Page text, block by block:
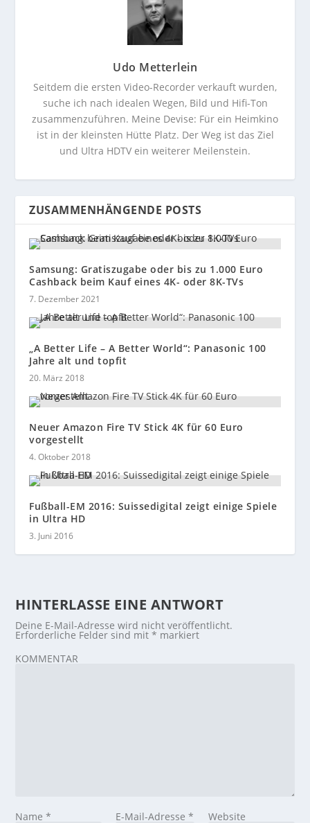
Udo Metterlein
Seitdem die ersten Video-Recorder verkauft wurden,
suche ich nach idealen Wegen, Bild und Hifi-Ton
zusammenzuführen. Meine Devise: Für ein Heimkino
ist in der kleinsten Hütte Platz. Der Weg ist das Ziel
und Ultra HDTV ein weiterer Meilenstein.
ZUSAMMENHÄNGENDE POSTS
Samsung: Gratiszugabe oder bis zu 1.000 Euro
Cashback beim Kauf eines 4K- oder 8K-TVs
7. Dezember 2021
„A Better Life – A Better World“: Panasonic 100
Jahre alt und topfit
20. März 2018
Neuer Amazon Fire TV Stick 4K für 60 Euro
vorgestellt
4. Oktober 2018
Fußball-EM 2016: Suissedigital zeigt einige Spiele
in Ultra HD
3. Juni 2016
HINTERLASSE EINE ANTWORT
Deine E-Mail-Adresse wird nicht veröffentlicht.
Erforderliche Felder sind mit* markiert
KOMMENTAR
Name* E-Mail-Adresse * Website